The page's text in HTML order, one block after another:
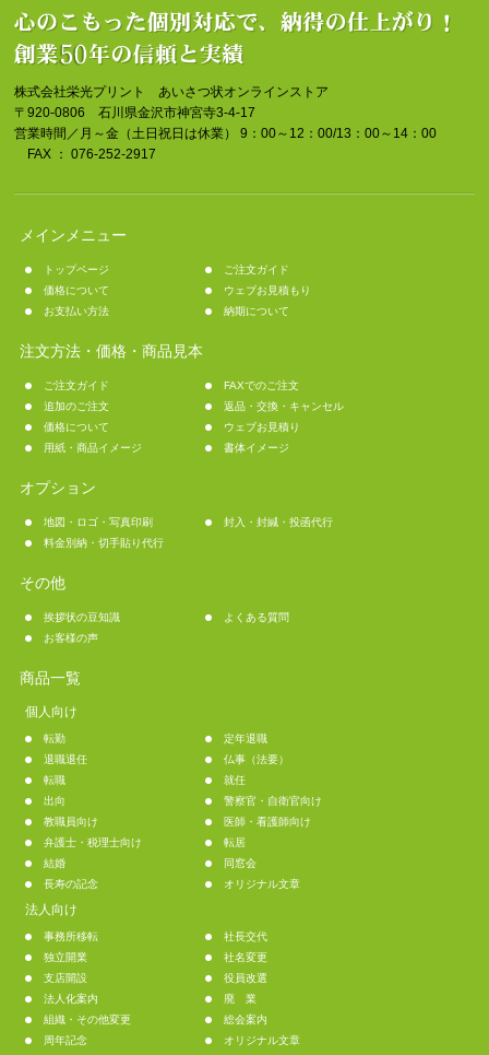
株式会社栄光プリント あいさつ状オンラインストア
〒920-0806 石川県金沢市神宮寺3-4-17
営業時間／月～金（土日祝日は休業） 9：00～12：00/13：00～14：00
FAX ： 076-252-2917
メインメニュー
トップページ
ご注文ガイド
価格について
ウェブお見積もり
お支払い方法
納期について
注文方法・価格・商品見本
ご注文ガイド
FAXでのご注文
追加のご注文
返品・交換・キャンセル
価格について
ウェブお見積り
用紙・商品イメージ
書体イメージ
オプション
地図・ロゴ・写真印刷
封入・封緘・投函代行
料金別納・切手貼り代行
その他
挨拶状の豆知識
よくある質問
お客様の声
商品一覧
個人向け
転勤
定年退職
退職退任
仏事（法要）
転職
就任
出向
警察官・自衛官向け
教職員向け
医師・看護師向け
弁護士・税理士向け
転居
結婚
同窓会
長寿の記念
オリジナル文章
法人向け
事務所移転
社長交代
独立開業
社名変更
支店開設
役員改選
法人化案内
廃 業
組織・その他変更
総会案内
周年記念
オリジナル文章